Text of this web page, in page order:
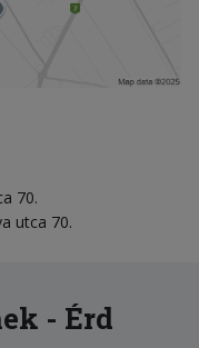
70.
utca 70.
- Érd